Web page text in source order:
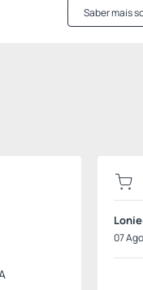
Saber mais
07 Ago